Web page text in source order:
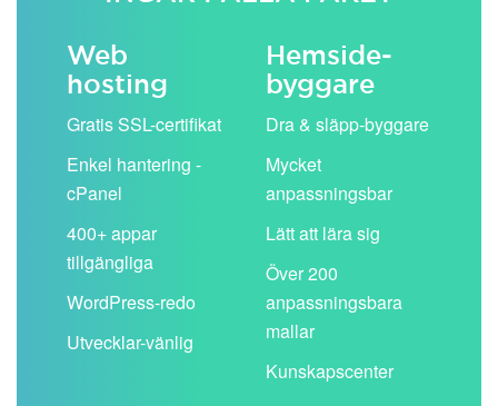
Web
hosting
Gratis SSL-certifikat
Enkel hantering -
cPanel
400+ appar
tillgängliga
WordPress-redo
Utvecklar-vänlig
Hemside­
byggare
Dra & släpp-byggare
Mycket
anpassningsbar
Lätt att lära sig
Över 200
anpassningsbara
mallar
Kunskapscenter